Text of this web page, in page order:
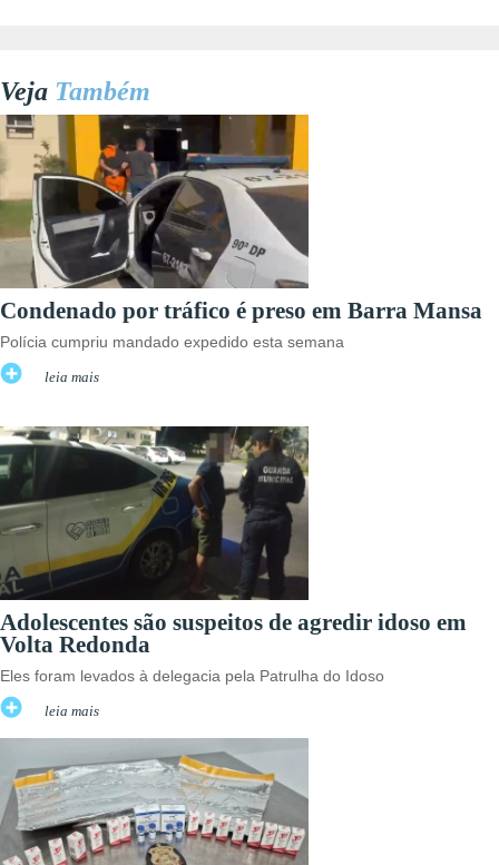
Veja Também
Condenado por tráfico é preso em Barra Mansa
Polícia cumpriu mandado expedido esta semana
leia mais
Adolescentes são suspeitos de agredir idoso em
Volta Redonda
Eles foram levados à delegacia pela Patrulha do Idoso
leia mais